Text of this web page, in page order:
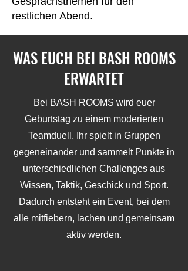
restlichen Abend.
WAS EUCH BEI BASH ROOMS
ERWARTET
Bei BASH ROOMS wird euer
Geburtstag zu einem moderierten
Teamduell. Ihr spielt in Gruppen
gegeneinander und sammelt Punkte in
unterschiedlichen Challenges aus
Wissen, Taktik, Geschick und Sport.
Dadurch entsteht ein Event, bei dem
alle mitfiebern, lachen und gemeinsam
aktiv werden.